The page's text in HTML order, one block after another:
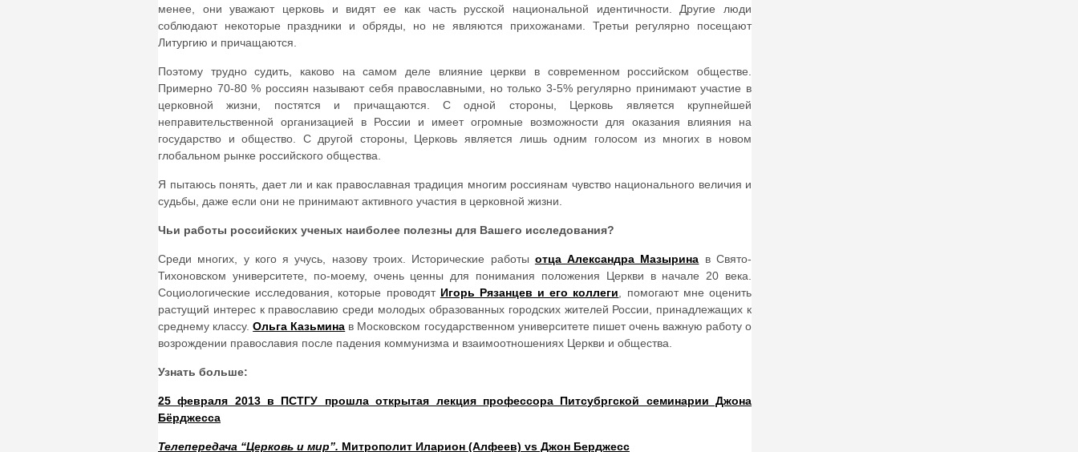
менее, они уважают церковь и видят ее как часть русской национальной идентичности. Другие люди
соблюдают некоторые праздники и обряды, но не являются прихожанами. Третьи регулярно посещают
Литургию и причащаются.
Поэтому трудно судить, каково на самом деле влияние церкви в современном российском обществе.
Примерно 70-80 % россиян называют себя православными, но только 3-5% регулярно принимают участие в
церковной жизни, постятся и причащаются. С одной стороны, Церковь является крупнейшей
неправительственной организацией в России и имеет огромные возможности для оказания влияния на
государство и общество. С другой стороны, Церковь является лишь одним голосом из многих в новом
глобальном рынке российского общества.
Я пытаюсь понять, дает ли и как православная традиция многим россиянам чувство национального величия и
судьбы, даже если они не принимают активного участия в церковной жизни.
Чьи работы российских ученых наиболее полезны для Вашего исследования?
Среди многих, у кого я учусь, назову троих. Исторические работы отца Александра Мазырина в Свято-
Тихоновском университете, по-моему, очень ценны для понимания положения Церкви в начале 20 века.
Социологические исследования, которые проводят Игорь Рязанцев и его коллеги, помогают мне оценить
растущий интерес к православию среди молодых образованных городских жителей России, принадлежащих к
среднему классу.Ольга Казьмина в Московском государственном университете пишет очень важную работу о
возрождении православия после падения коммунизма и взаимоотношениях Церкви и общества.
Узнать больше:
25 февраля 2013 в ПСТГУ прошла открытая лекция профессора Питсубргской семинарии Джона
Бёрджесса
Телепередача “Церковь и мир”. Митрополит Иларион (Алфеев) vs Джон Берджесс